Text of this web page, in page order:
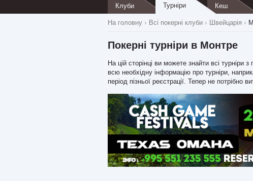
Клуби Турніри Кеш
На головну Всі покерні клуби Швейцарія
Покерні турніри в Монтре
На цій сторінці ви можете знайти всі
всю необхідну інформацію про турніри,
період пізньої реєстрації. Тепер не